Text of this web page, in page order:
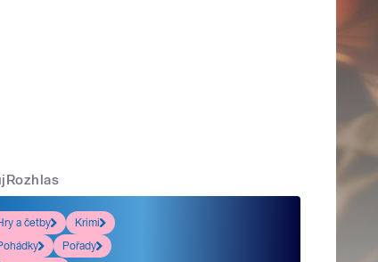
a četby
Krimi
Pořady